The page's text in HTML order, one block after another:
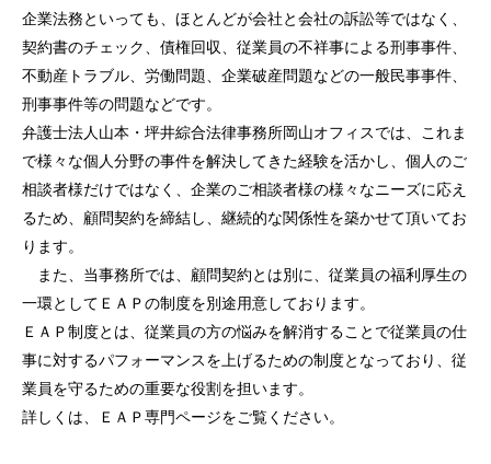
企業法務といっても、ほとんどが会社と会社の訴訟等ではなく、
契約書のチェック、債権回収、従業員の不祥事による刑事事件、
不動産トラブル、労働問題、企業破産問題などの一般民事事件、
刑事事件等の問題などです。
弁護士法人山本・坪井綜合法律事務所岡山オフィスでは、これま
で様々な個人分野の事件を解決してきた経験を活かし、個人のご
相談者様だけではなく、企業のご相談者様の様々なニーズに応え
るため、顧問契約を締結し、継続的な関係性を築かせて頂いてお
ります。
また、当事務所では、顧問契約とは別に、従業員の福利厚生の
一環としてＥＡＰの制度を別途用意しております。
ＥＡＰ制度とは、従業員の方の悩みを解消することで従業員の仕
事に対するパフォーマンスを上げるための制度となっており、従
業員を守るための重要な役割を担います。
詳しくは、ＥＡＰ専門ページをご覧ください。